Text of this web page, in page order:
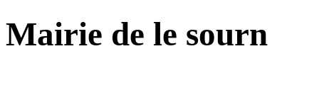
Mairie de le sourn